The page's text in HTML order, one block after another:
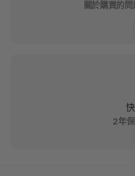
關於購買的
2年